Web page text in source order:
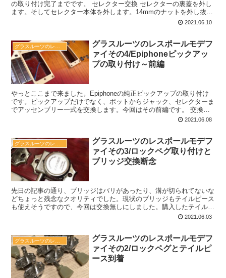
の取り付け完了までです。 セレクター交換 セレクターの裏蓋を外し
ます。そしてセレクター本体を外します。14mmのナットを外し抜き
ました。キャビティはこうなってます。ちょっとピンボ... 2021.06.10
グラスルーツのレスポールモデフ
ァイその4/Epiphoneピックアッ
プの取り付け～前編
やっとここまで来ました。Epiphoneの純正ピックアップの取り付け
です。ピックアップだけでなく、ポットからジャック、セレクターま
でアッセンブリー一式を交換します。今回はその前編です。 交換出
2021.06.08
グラスルーツのレスポールモデフ
ァイその3/ロックペグ取り付けと
ブリッジ交換断念
先日の記事の通り、ブリッジはバリがあったり、溝が切られてないな
どちょっと残念なクオリティでした。現状のブリッジもテイルピース
も使えそうですので、今回は交換無しにしました。購入したテイルピ
ースとブリッジはお蔵入りですね。 ロックペグはいい感じ...2021.06.03
グラスルーツのレスポールモデファイ
グラスルーツのレスポールモデフ
ァイその2/ロックペグとテイルピ
ース到着